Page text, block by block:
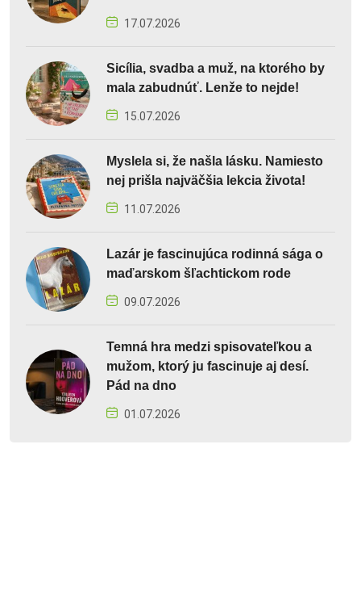
17.07.2026
Sicília, svadba a muž, na ktorého by
mala zabudnúť. Lenže to nejde!
15.07.2026
Myslela si, že našla lásku. Namiesto
nej prišla najväčšia lekcia života!
11.07.2026
Lazár je fascinujúca rodinná sága o
maďarskom šľachtickom rode
09.07.2026
Temná hra medzi spisovateľkou a
mužom, ktorý ju fascinuje aj desí.
Pád na dno
01.07.2026